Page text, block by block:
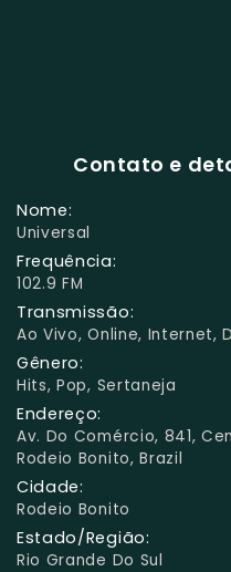
Contato e
Nome:
Universal
Frequência:
102.9 FM
Transmissão:
Ao Vivo, Online, Internet,
Gênero:
Hits, Pop, Sertaneja
Endereço:
Av. Do Comércio, 841,
Rodeio Bonito, Brazil
Cidade:
Rodeio Bonito
Estado/Região:
Rio Grande Do Sul